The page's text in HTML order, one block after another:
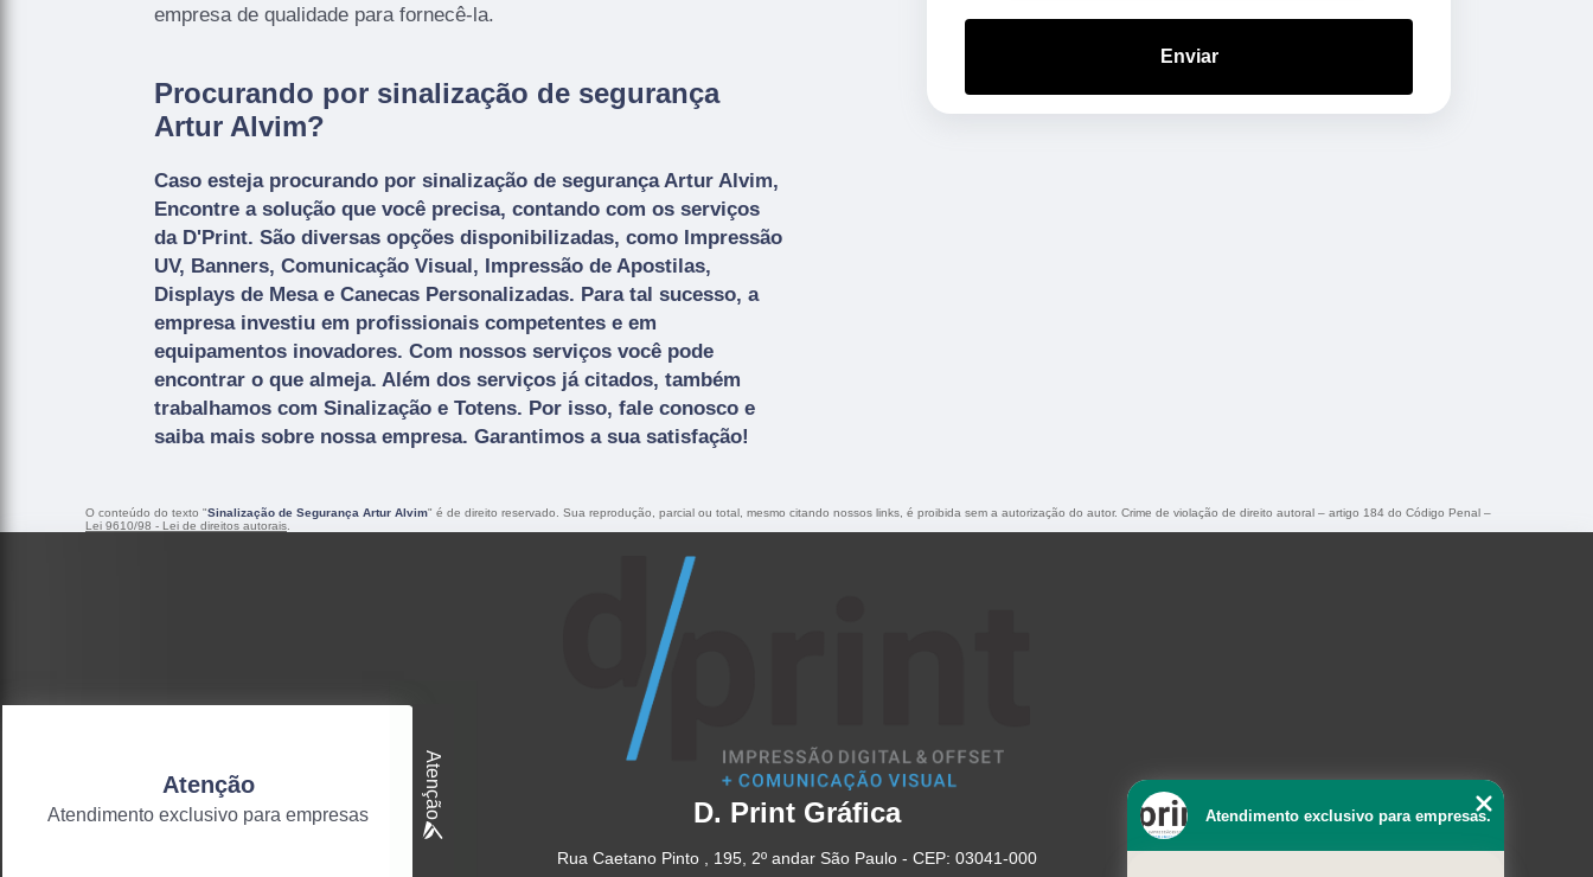
empresa de qualidade para fornecê-la.
Procurando por sinalização de segurança
Artur Alvim?
Caso esteja procurando por sinalização de segurança Artur Alvim,
Encontre a solução que você precisa, contando com os serviços
da D'Print. São diversas opções disponibilizadas, como Impressão
UV, Banners, Comunicação Visual, Impressão de Apostilas,
Displays de Mesa e Canecas Personalizadas. Para tal sucesso, a
empresa investiu em profissionais competentes e em
equipamentos inovadores. Com nossos serviços você pode
encontrar o que almeja. Além dos serviços já citados, também
trabalhamos com Sinalização e Totens. Por isso, fale conosco e
saiba mais sobre nossa empresa. Garantimos a sua satisfação!
Enviar
O conteúdo do texto "Sinalização de Segurança Artur Alvim" é de direito reservado. Sua reprodução, parcial ou total, mesmo citando nossos links, é proibida sem a autorização do autor. Crime de violação de direito autoral – artigo 184 do Código Penal –
Lei 9610/98 - Lei de direitos autorais
D. Print Gráfica
Rua Caetano Pinto , 195, 2º andar São Paulo - CEP: 03041-000
Atendimento exclusivo para empresas.
Atenção
Atendimento exclusivo para empresas Atenção